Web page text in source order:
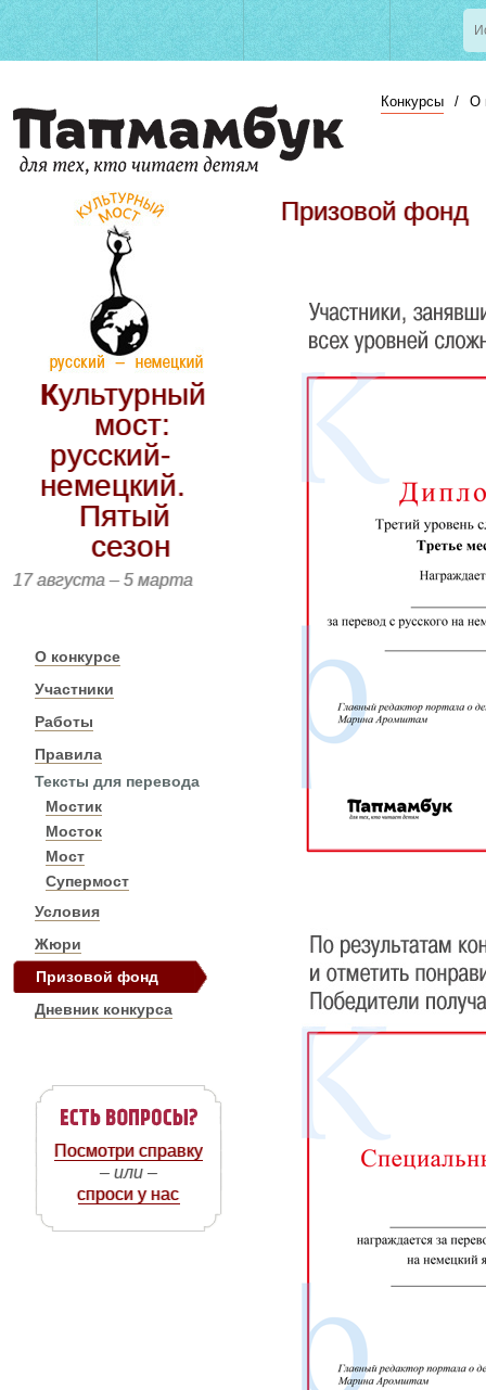
Конкурсы / О
Культурный
мост:
русский-
немецкий.
Пятый
сезон
17 августа – 5 марта
О конкурсе
Участники
Работы
Правила
Тексты для перевода
Мостик
Мосток
Мост
Супермост
Условия
Жюри
Призовой фонд
Дневник конкурса
Посмотри справку
– или –
спроси у нас
Призовой фонд